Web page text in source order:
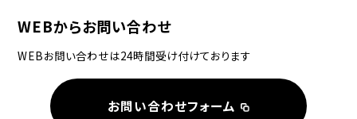
WEBからお問い合わせ
WEBお問い合わせは24時間受け付けております
お問い合わせフォーム